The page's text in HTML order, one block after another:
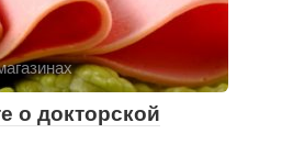
о докторской